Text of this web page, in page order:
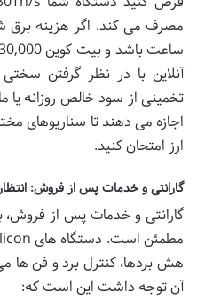
آنلاین با در نظر گرفتن
تخمینی از سود خالص روزانه یا
اجازه می دهند تا سناریوهای
ارز امتحان کنید.
گارانتی و خدمات پس از فروش:
گارانتی و خدمات پس از
هش بردها، کنترل برد و فن ها
آن توجه داشت این است که: